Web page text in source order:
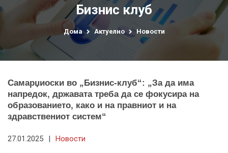
Бизнис клуб
Дома Актуелно Новости
Самарџиоски во „Бизнис-клуб“: „За да има
напредок, државата треба да се фокусира на
образованието, како и на правниот и на
здравствениот систем“
27.01.2025 | Новости